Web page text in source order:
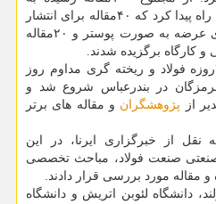
دبیرخانه، ۸۰مقاله به کنفرانس راه پیدا کرد که ۴۰مقاله برای انتشار
در کتاب همایش، ۲۰مقاله برای عرضه به صورت پوستر و ۲۰مقاله
کارگاه برگزیده شدند.
دومین کنفرانس بین المللی ۲روزه فولاد و ریخته گری مداوم روز
در بندرعباس شروع شد و
از پژوهشگران و مقاله های برتر
نقل از خبرگزاری ایرنا، در این
صنعت فولاد، مباحث تخصصی
و مقاله مورد بررسی قرار دادند.
دانشگاه لئوبن اتریش و دانشگاه